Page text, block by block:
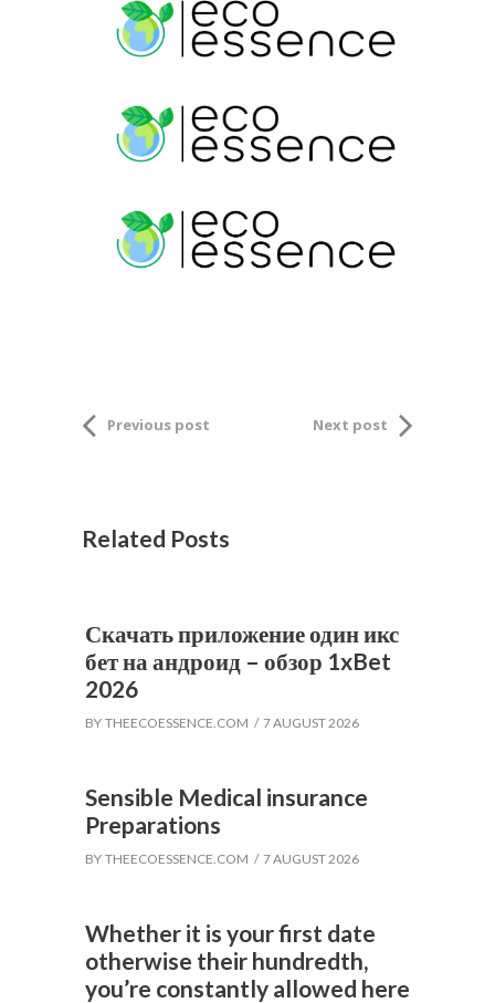
Previous post Next post
Related Posts
Скачать приложение один икс
бет на андроид – обзор 1xBet
2026
BY THEECOESSENCE.COM 7 AUGUST 2026
Sensible Medical insurance
Preparations
BY THEECOESSENCE.COM 7 AUGUST 2026
Whether it is your first date
otherwise their hundredth,
you’re constantly allowed here